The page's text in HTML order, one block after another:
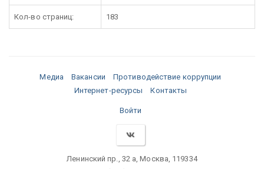
Кол-во страниц: 183
Медиа Вакансии
Противодействие коррупции
Интернет-ресурсы
Контакты
Войти
Ленинский пр., 32 а, Москва, 119334